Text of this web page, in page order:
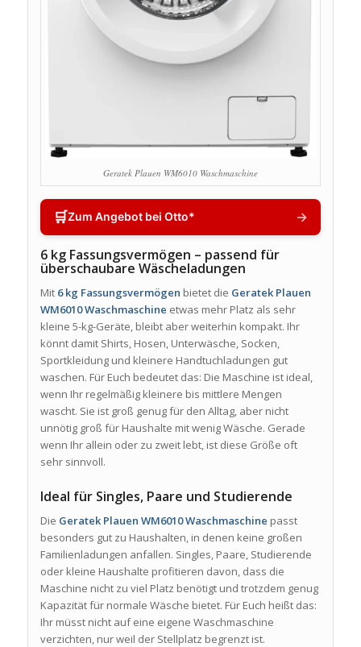
Geratek Plauen WM6010 Waschmaschine
🛒Zum Angebot bei Otto* →
6 kg Fassungsvermögen – passend für
überschaubare Wäscheladungen
Mit 6 kg Fassungsvermögen bietet die Geratek Plauen
WM6010 Waschmaschine etwas mehr Platz als sehr
kleine 5-kg-Geräte, bleibt aber weiterhin kompakt. Ihr
könnt damit Shirts, Hosen, Unterwäsche, Socken,
Sportkleidung und kleinere Handtuchladungen gut
waschen. Für Euch bedeutet das: Die Maschine ist ideal,
wenn Ihr regelmäßig kleinere bis mittlere Mengen
wascht. Sie ist groß genug für den Alltag, aber nicht
unnötig groß für Haushalte mit wenig Wäsche. Gerade
wenn Ihr allein oder zu zweit lebt, ist diese Größe oft
sehr sinnvoll.
Ideal für Singles, Paare und Studierende
Die Geratek Plauen WM6010 Waschmaschine passt
besonders gut zu Haushalten, in denen keine großen
Familienladungen anfallen. Singles, Paare, Studierende
oder kleine Haushalte profitieren davon, dass die
Maschine nicht zu viel Platz benötigt und trotzdem genug
Kapazität für normale Wäsche bietet. Für Euch heißt das:
Ihr müsst nicht auf eine eigene Waschmaschine
verzichten, nur weil der Stellplatz begrenzt ist.